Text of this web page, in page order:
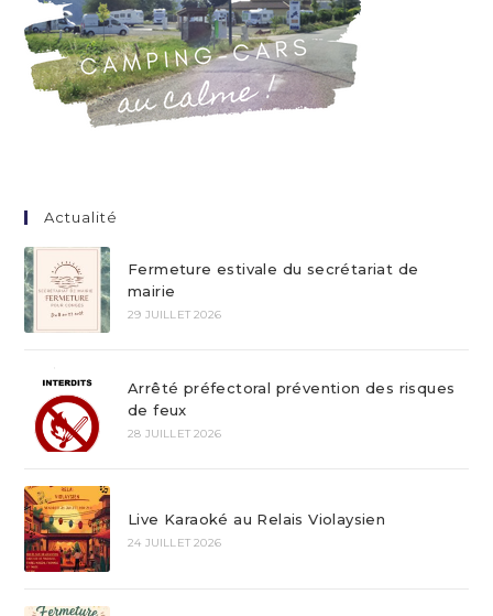
Actualité
Fermeture estivale du secrétariat de
mairie
29 JUILLET 2026
Arrêté préfectoral prévention des risques
de feux
28 JUILLET 2026
Live Karaoké au Relais Violaysien
24 JUILLET 2026